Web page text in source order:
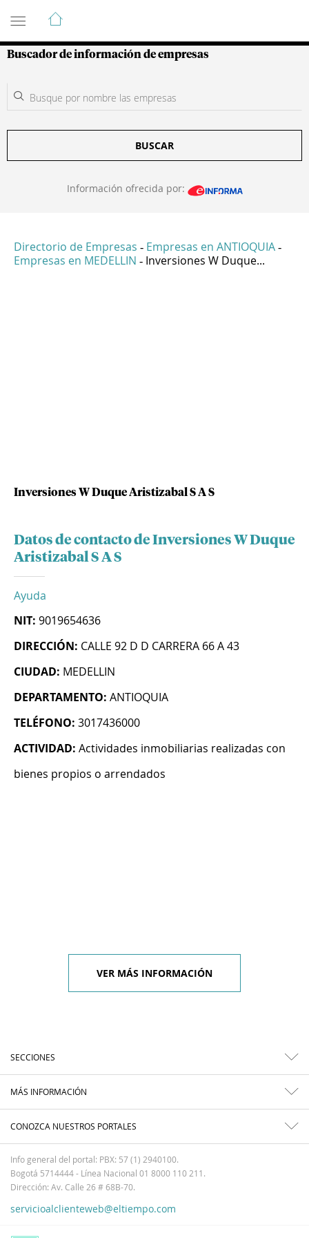
Guía de Empresas Colombianas
Buscador de información de empresas
BUSCAR
Información ofrecida por:
Directorio de Empresas - Empresas en ANTIOQUIA -
Empresas en MEDELLIN - Inversiones W Duque...
Inversiones W Duque Aristizabal S A S
Datos de contacto de Inversiones W Duque
Aristizabal S A S
Ayuda
NIT: 9019654636
DIRECCIÓN: CALLE 92 D D CARRERA 66 A 43
CIUDAD: MEDELLIN
DEPARTAMENTO: ANTIOQUIA
TELÉFONO: 3017436000
ACTIVIDAD: Actividades inmobiliarias realizadas con
bienes propios o arrendados
VER MÁS INFORMACIÓN
SECCIONES
MÁS INFORMACIÓN
CONOZCA NUESTROS PORTALES
Info general del portal: PBX: 57 (1) 2940100.
Bogotá 5714444 - Línea Nacional 01 8000 110 211.
Dirección: Av. Calle 26 # 68B-70.
servicioalclienteweb@eltiempo.com